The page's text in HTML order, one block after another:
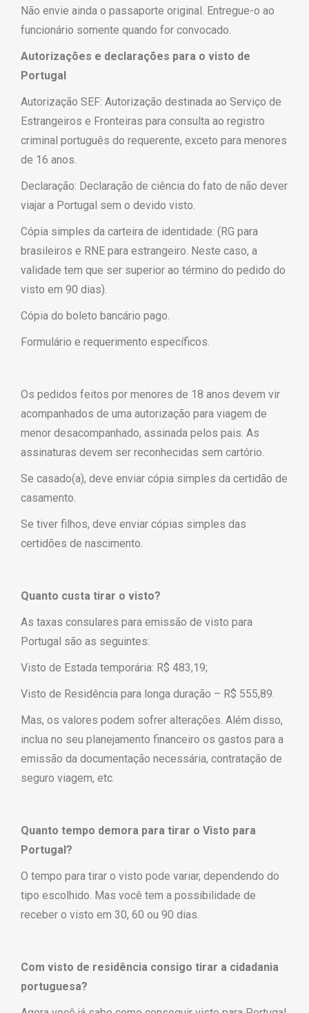
Não envie ainda o passaporte original. Entregue-o ao
funcionário somente quando for convocado.
Autorizações e declarações para o visto de
Portugal
Autorização SEF: Autorização destinada ao Serviço de
Estrangeiros e Fronteiras para consulta ao registro
criminal português do requerente, exceto para menores
de 16 anos.
Declaração: Declaração de ciência do fato de não dever
viajar a Portugal sem o devido visto.
Cópia simples da carteira de identidade: (RG para
brasileiros e RNE para estrangeiro. Neste caso, a
validade tem que ser superior ao término do pedido do
visto em 90 dias).
Cópia do boleto bancário pago.
Formulário e requerimento específicos.
Os pedidos feitos por menores de 18 anos devem vir
acompanhados de uma autorização para viagem de
menor desacompanhado, assinada pelos pais. As
assinaturas devem ser reconhecidas sem cartório.
Se casado(a), deve enviar cópia simples da certidão de
casamento.
Se tiver filhos, deve enviar cópias simples das
certidões de nascimento.
Quanto custa tirar o visto?
As taxas consulares para emissão de visto para
Portugal são as seguintes:
Visto de Estada temporária: R$ 483,19;
Visto de Residência para longa duração – R$ 555,89.
Mas, os valores podem sofrer alterações. Além disso,
inclua no seu planejamento financeiro os gastos para a
emissão da documentação necessária, contratação de
seguro viagem, etc.
Quanto tempo demora para tirar o Visto para
Portugal?
O tempo para tirar o visto pode variar, dependendo do
tipo escolhido. Mas você tem a possibilidade de
receber o visto em 30, 60 ou 90 dias.
Com visto de residência consigo tirar a cidadania
portuguesa?